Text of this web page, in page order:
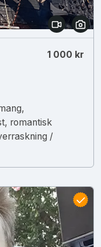
1 000 kr
romantisk
/